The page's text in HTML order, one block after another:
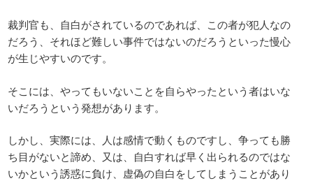
裁判官も、自白がされているのであれば、この者が犯人なの
だろう、それほど難しい事件ではないのだろうといった慢心
が生じやすいのです。
そこには、やってもいないことを自らやったという者はいな
いだろうという発想があります。
しかし、実際には、人は感情で動くものですし、争っても勝
ち目がないと諦め、又は、自白すれば早く出られるのではな
いかという誘惑に負け、虚偽の自白をしてしまうことがあり